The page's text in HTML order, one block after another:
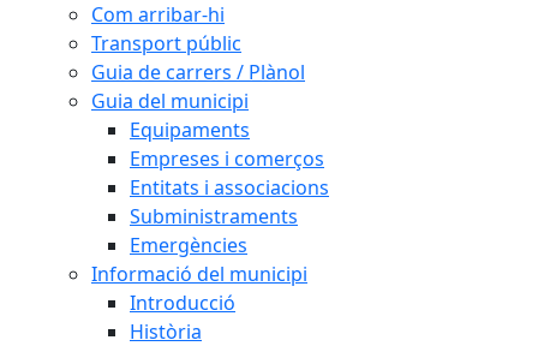
Com arribar-hi
Transport públic
Guia de carrers / Plànol
Guia del municipi
Equipaments
Empreses i comerços
Entitats i associacions
Subministraments
Emergències
Informació del municipi
Introducció
Història